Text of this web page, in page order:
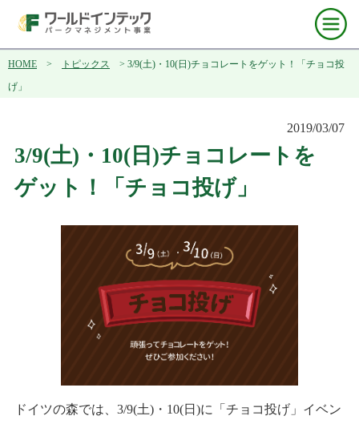
HOME > トピックス > 3/9(土)・10(日)チョコレートをゲット！「チョコ投
げ」
2019/03/07
3/9(土)・10(日)チョコレートを
ゲット！「チョコ投げ」
ドイツの森では、3/9(土)・10(日)に「チョコ投げ」イベン